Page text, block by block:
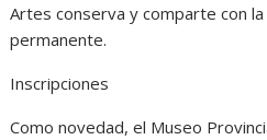
Artes conserva y comparte con
permanente.
Inscripciones
Como novedad, el Museo